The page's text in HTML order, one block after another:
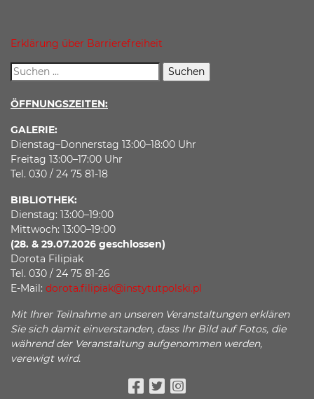
Erklärung über Barrierefreiheit
ÖFFNUNGSZEITEN:
GALERIE:
Dienstag–Donnerstag 13:00–18:00 Uhr
Freitag 13:00–17:00 Uhr
Tel. 030 / 24 75 81-18
BIBLIOTHEK:
Dienstag: 13:00–19:00
Mittwoch: 13:00–19:00
(28. & 29.07.2026 geschlossen)
Dorota Filipiak
Tel. 030 / 24 75 81-26
E-Mail: dorota.filipiak@instytutpolski.pl
Mit Ihrer Teilnahme an unseren Veranstaltungen erklären
Sie sich damit einverstanden, dass Ihr Bild auf Fotos, die
während der Veranstaltung aufgenommen werden,
verewigt wird.